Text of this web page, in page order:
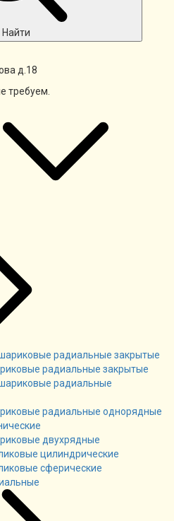
Найти
д.18
требуем.
радиальные закрытые
радиальные однорядные
двухрядные
цилиндрические
сферические